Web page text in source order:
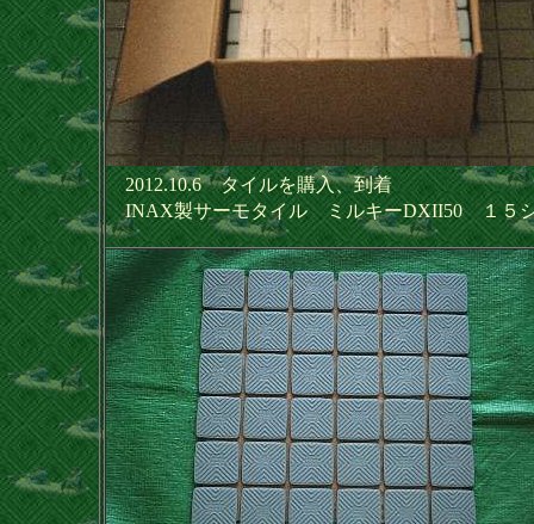
2012.10.6 タイルを購入、到着
INAX製サーモタイル ミルキーDXII50 １５